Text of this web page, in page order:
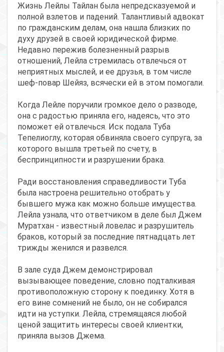
Жизнь Лейлы Тайлан была непредсказуемой и
полной взлетов и падений. Талантливый адвокат
по гражданским делам, она нашла близких по
духу друзей в своей юридической фирме.
Недавно пережив болезненный разрыв
отношений, Лейла стремилась отвлечься от
неприятных мыслей, и ее друзья, в том числе
шеф-повар Шейяз, всячески ей в этом помогали.
Когда Лейле поручили громкое дело о разводе,
она с радостью приняла его, надеясь, что это
поможет ей отвлечься. Иск подала Туба
Тепелиоглу, которая обвиняла своего супруга, за
которого вышла третьей по счету, в
беспринципности и разрушении брака.
Ради восстановления справедливости Туба
была настроена решительно отобрать у
бывшего мужа как можно больше имущества.
Лейла узнала, что ответчиком в деле был Джем
Муратхан - известный ловелас и разрушитель
браков, который за последние пятнадцать лет
трижды женился и развелся.
В зале суда Джем демонстрировал
вызывающее поведение, словно подталкивая
противоположную сторону к поединку. Хотя в
его вине сомнений не было, он не собирался
идти на уступки. Лейла, стремящаяся любой
ценой защитить интересы своей клиентки,
приняла вызов Джема.